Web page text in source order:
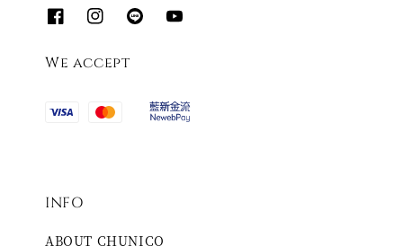
We accept
INFO
ABOUT CHUNICO